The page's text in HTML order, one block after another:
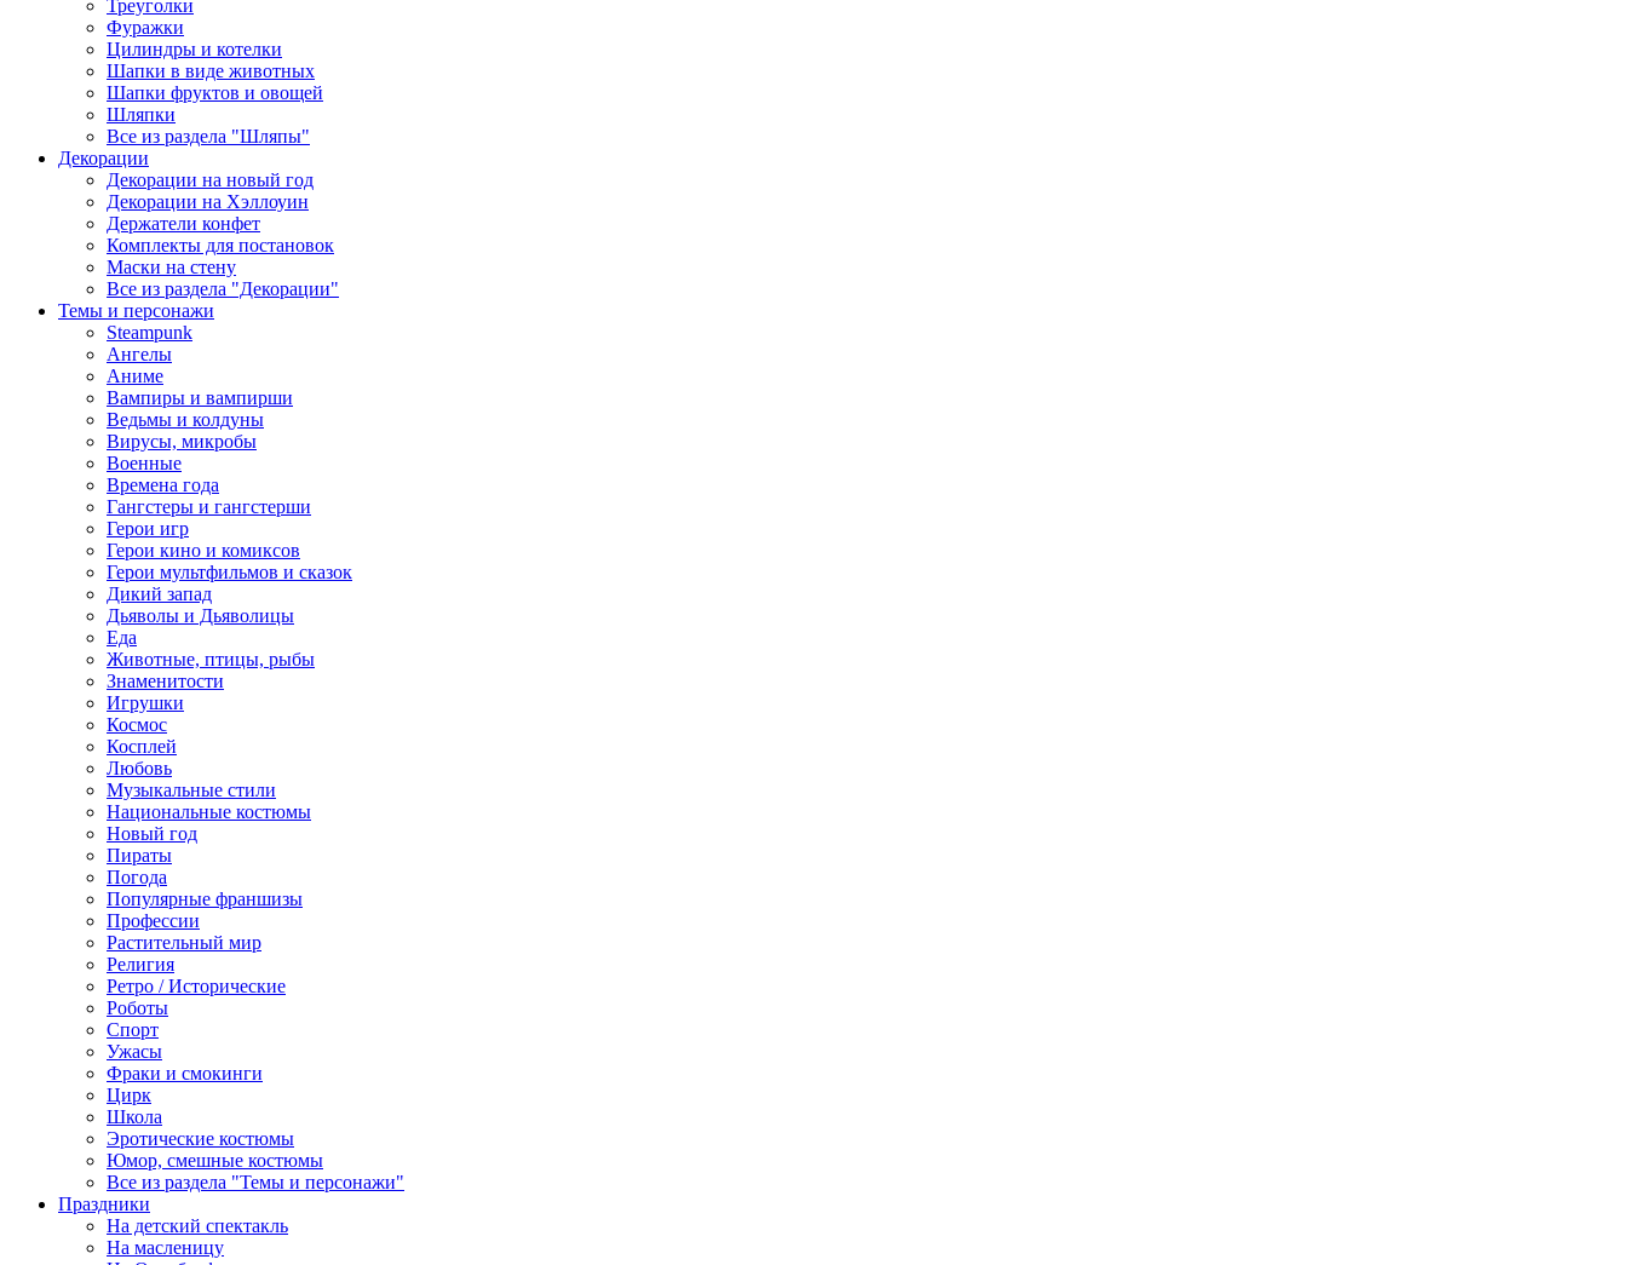
Треуголки
Фуражки
Цилиндры и котелки
Шапки в виде животных
Шапки фруктов и овощей
Шляпки
Все из раздела "Шляпы"
Декорации
Декорации на новый год
Декорации на Хэллоуин
Держатели конфет
Комплекты для постановок
Маски на стену
Все из раздела "Декорации"
Темы и персонажи
Steampunk
Ангелы
Аниме
Вампиры и вампирши
Ведьмы и колдуны
Вирусы, микробы
Военные
Времена года
Гангстеры и гангстерши
Герои игр
Герои кино и комиксов
Герои мультфильмов и сказок
Дикий запад
Дьяволы и Дьяволицы
Еда
Животные, птицы, рыбы
Знаменитости
Игрушки
Космос
Косплей
Любовь
Музыкальные стили
Национальные костюмы
Новый год
Пираты
Погода
Популярные франшизы
Профессии
Растительный мир
Религия
Ретро / Исторические
Роботы
Спорт
Ужасы
Фраки и смокинги
Цирк
Школа
Эротические костюмы
Юмор, смешные костюмы
Все из раздела "Темы и персонажи"
Праздники
На детский спектакль
На масленицу